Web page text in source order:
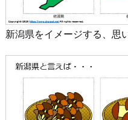
新潟県をイメージする、思